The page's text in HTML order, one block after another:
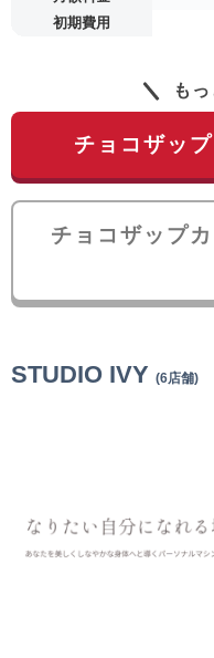
初期費用
も
チョコザッ
チョコザップ
STUDIO IVY (6店舗)